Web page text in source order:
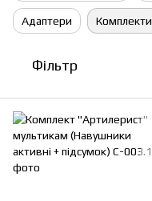
Адаптери Комплекти
Фільтр